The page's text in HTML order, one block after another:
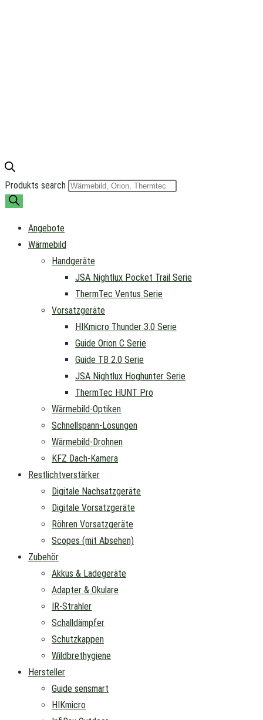
Produkts search
Angebote
Wärmebild
Handgeräte
JSA Nightlux Pocket Trail Serie
ThermTec Ventus Serie
Vorsatzgeräte
HIKmicro Thunder 3.0 Serie
Guide Orion C Serie
Guide TB 2.0 Serie
JSA Nightlux Hoghunter Serie
ThermTec HUNT Pro
Wärmebild-Optiken
Schnellspann-Lösungen
Wärmebild-Drohnen
KFZ Dach-Kamera
Restlichtverstärker
Digitale Nachsatzgeräte
Digitale Vorsatzgeräte
Röhren Vorsatzgeräte
Scopes (mit Absehen)
Zubehör
Akkus & Ladegeräte
Adapter & Okulare
IR-Strahler
Schalldämpfer
Schutzkappen
Wildbrethygiene
Hersteller
Guide sensmart
HIKmicro